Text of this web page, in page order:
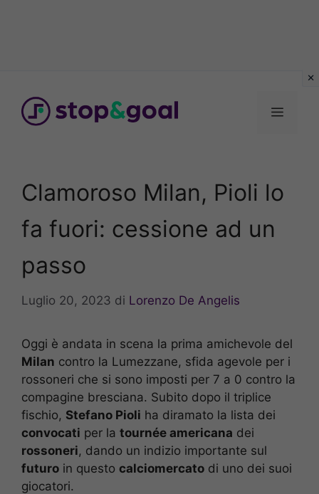
contenuto
Menu
Clamoroso Milan, Pioli lo
fa fuori: cessione ad un
passo
Luglio 20, 2023 di Lorenzo De Angelis
Oggi è andata in scena la prima amichevole del
Milan contro la Lumezzane, sfida agevole per i
rossoneri che si sono imposti per 7 a 0 contro la
compagine bresciana. Subito dopo il triplice
fischio, Stefano Pioli ha diramato la lista dei
convocati per la tournée americana dei
rossoneri, dando un indizio importante sul
futuro in questo calciomercato di uno dei suoi
giocatori.